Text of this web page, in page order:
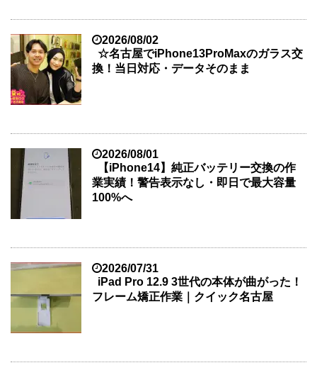
2026/08/02
☆名古屋でiPhone13ProMaxのガラス交
換！当日対応・データそのまま
2026/08/01
【iPhone14】純正バッテリー交換の作
業実績！警告表示なし・即日で最大容量
100%へ
2026/07/31
iPad Pro 12.9 3世代の本体が曲がった！
フレーム矯正作業｜クイック名古屋